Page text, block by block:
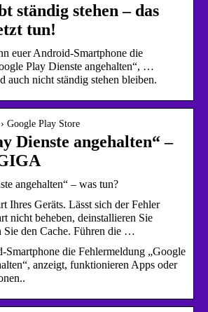
ständig stehen – das
tun!
euer Android-Smartphone die
Play Dienste angehalten“, …
auch nicht ständig stehen bleiben.
Google Play Store
Dienste angehalten“ –
angehalten“ – was tun?
Ihres Geräts. Lässt sich der Fehler
nicht beheben, deinstallieren Sie
Sie den Cache. Führen die …
Smartphone die Fehlermeldung „Google
anzeigt, funktionieren Apps oder